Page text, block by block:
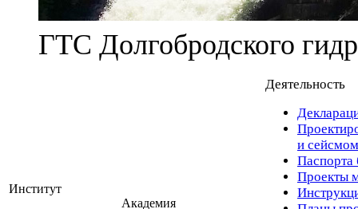
ГТС Долгобродского
Институт
Академия
Деятельность
и
Паспорта
Проекты